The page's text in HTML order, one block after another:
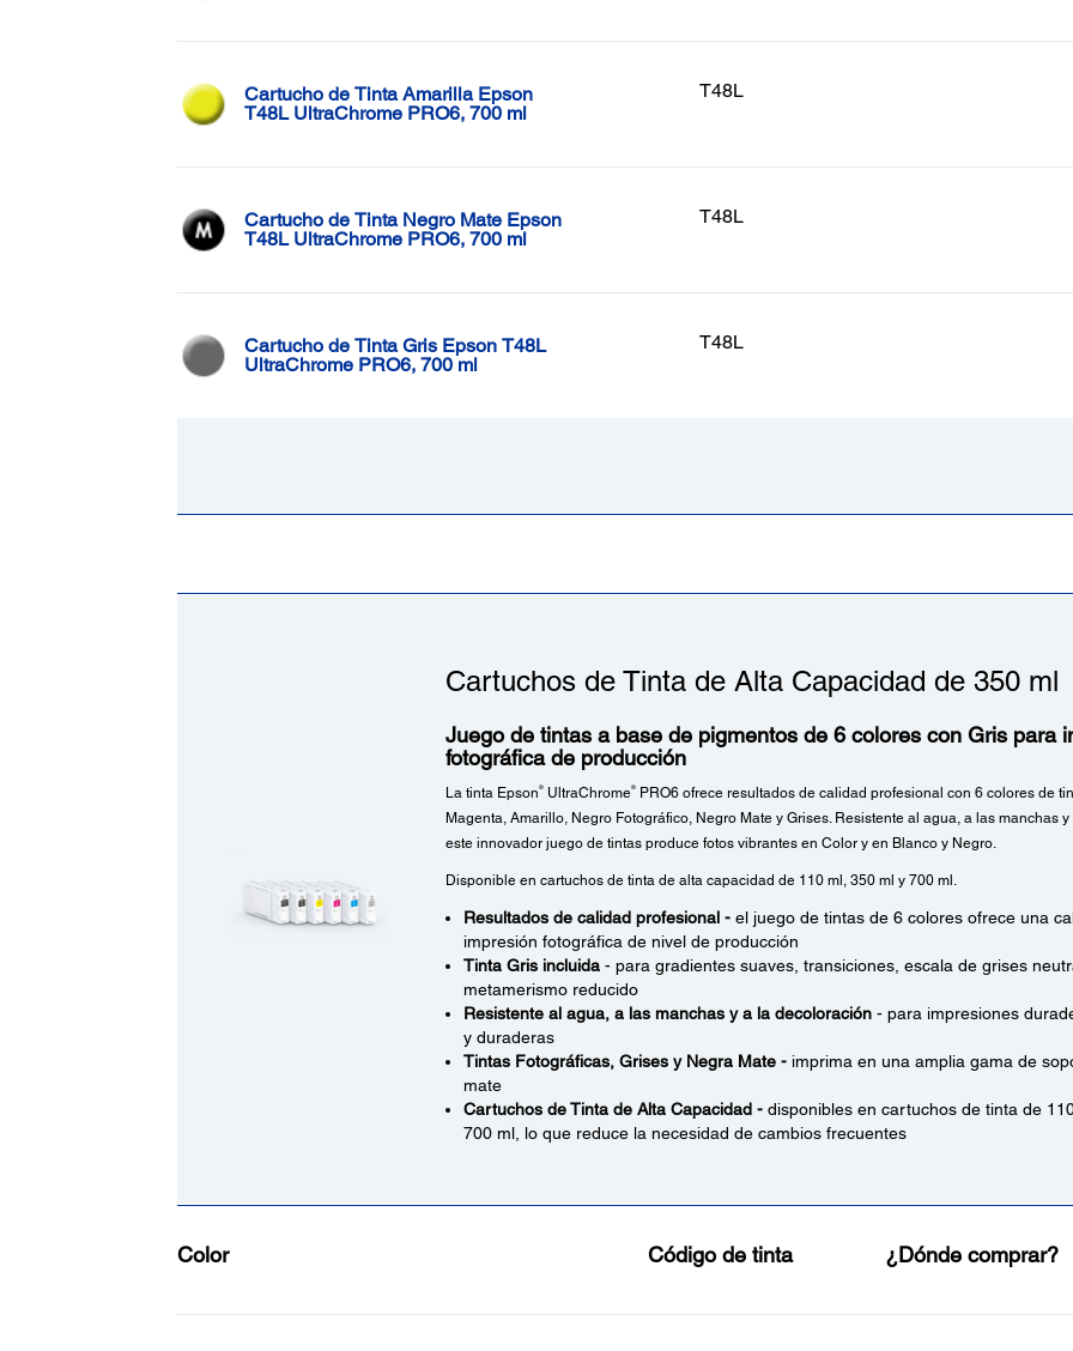
Cartucho de Tinta Amarilla Epson
T48L UltraChrome PRO6, 700 ml
T48L
Cartucho de Tinta Negro Mate Epson
T48L UltraChrome PRO6, 700 ml
T48L
Cartucho de Tinta Gris Epson T48L
UltraChrome PRO6, 700 ml
T48L
Cartuchos de Tinta de Alta Capacidad de 350 ml
Juego de tintas a base de pigmentos de 6 colores con Gris para
fotográfica de producción
La tinta Epson ®UltraChrome®PRO6 ofrece resultados de calidad profesional con 6 colores de
Magenta, Amarillo, Negro Fotográfico, Negro Mate y Grises. Resistente al agua, a las manchas
este innovador juego de tintas produce fotos vibrantes en Color y en Blanco y Negro.
Disponible en cartuchos de tinta de alta capacidad de 110 ml, 350 ml y 700 ml.
Resultados de calidad profesional -el juego de tintas de 6 colores ofrece una
impresión fotográfica de nivel de producción
Tinta Gris incluida- para gradientes suaves, transiciones, escala de grises
metamerismo reducido
Resistente al agua, a las manchas y a la decoloración - para impresiones
y duraderas
Tintas Fotográficas, Grises y Negra Mate - imprima en una amplia gama de
mate
Cartuchos de Tinta de Alta Capacidad - disponibles en cartuchos de tinta de
700 ml, lo que reduce la necesidad de cambios frecuentes
Color Código de tinta ¿Dónde comprar?